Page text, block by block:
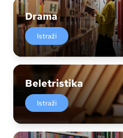
Drama
Istraži
Beletristika
Istraži